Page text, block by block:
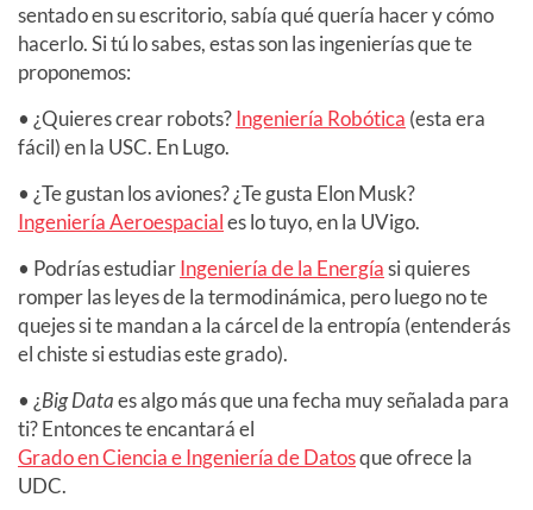
sentado en su escritorio, sabía qué quería hacer y cómo
hacerlo. Si tú lo sabes, estas son las ingenierías que te
proponemos:
• ¿Quieres crear robots?Ingeniería Robótica (esta era
fácil) en la USC. En Lugo.
• ¿Te gustan los aviones? ¿Te gusta Elon Musk?
Ingeniería Aeroespaciales lo tuyo, en la UVigo.
• Podrías estudiarIngeniería de la Energíasi quieres
romper las leyes de la termodinámica, pero luego no te
quejes si te mandan a la cárcel de la entropía (entenderás
el chiste si estudias este grado).
• ¿Big Dataes algo más que una fecha muy señalada para
ti? Entonces te encantará el
Grado en Ciencia e Ingeniería de Datosque ofrece la
UDC.